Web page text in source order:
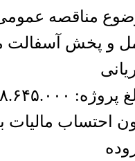
مناقصه
و پخش آسفالت
احتساب مالیات